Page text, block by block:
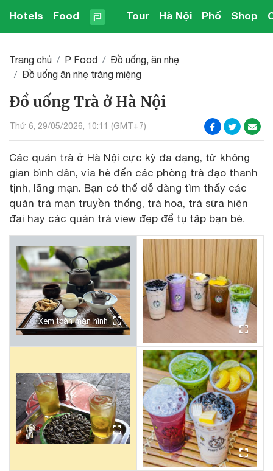
Hotels Food Tour Hà Nội Phố Shop
Trang chủ P Food
Đồ uống, ăn nhẹ
Đồ uống ăn nhẹ tráng miệng
Đồ uống Trà ở Hà Nội
Thứ 6, 29/05/2026, 10:11 (GMT+7)
Các quán trà ở Hà Nội cực kỳ đa dạng, từ không
gian bình dân, vỉa hè đến các phòng trà đạo thanh
tịnh, lãng mạn. Bạn có thể dễ dàng tìm thấy các
quán trà mạn truyền thống, trà hoa, trà sữa hiện
đại hay các quán trà view đẹp để tụ tập bạn bè.
Xem toàn màn hình